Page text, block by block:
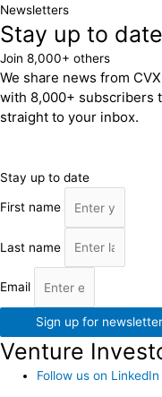
Newsletters
Stay up to
Join 8,000+ others
We share news from
with 8,000+ subscribers
straight to your inbox.
Stay up to date
First name
Last name
Email
Sign up for newsletter
Venture
Follow us on LinkedIn